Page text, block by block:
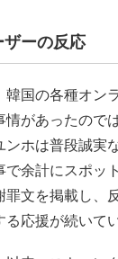
ーの反応
韓国の各種オン
情があったので
ンホは普段誠実
で余計にスポッ
文を掲載し、
応援が続いて